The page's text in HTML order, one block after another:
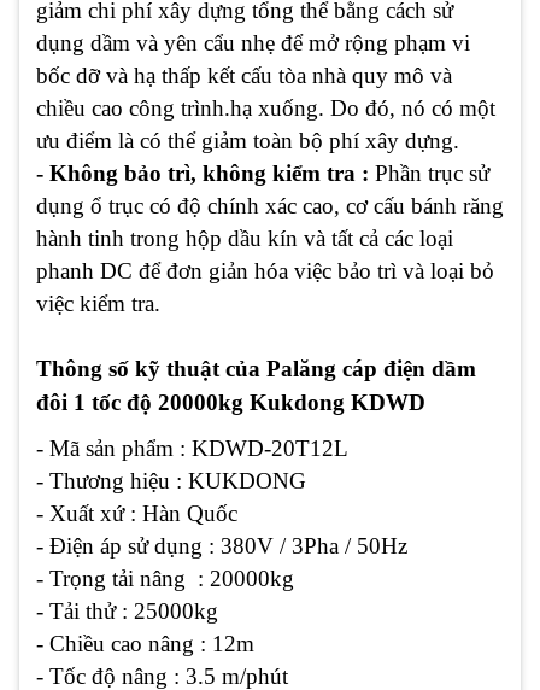
giảm chi phí xây dựng tổng thể bằng cách sử
dụng dầm và yên cẩu nhẹ để mở rộng phạm vi
bốc dỡ và hạ thấp kết cấu tòa nhà quy mô và
chiều cao công trình.hạ xuống. Do đó, nó có một
ưu điểm là có thể giảm toàn bộ phí xây dựng.
- Không bảo trì, không kiểm tra : Phần trục sử
dụng ổ trục có độ chính xác cao, cơ cấu bánh răng
hành tinh trong hộp dầu kín và tất cả các loại
phanh DC để đơn giản hóa việc bảo trì và loại bỏ
việc kiểm tra.
Thông số kỹ thuật của Palăng cáp điện dầm
đôi 1 tốc độ 20000kg Kukdong KDWD
- Mã sản phẩm : KDWD-20T12L
- Thương hiệu : KUKDONG
- Xuất xứ : Hàn Quốc
- Điện áp sử dụng : 380V / 3Pha / 50Hz
- Trọng tải nâng : 20000kg
- Tải thử : 25000kg
- Chiều cao nâng : 12m
- Tốc độ nâng : 3.5 m/phút